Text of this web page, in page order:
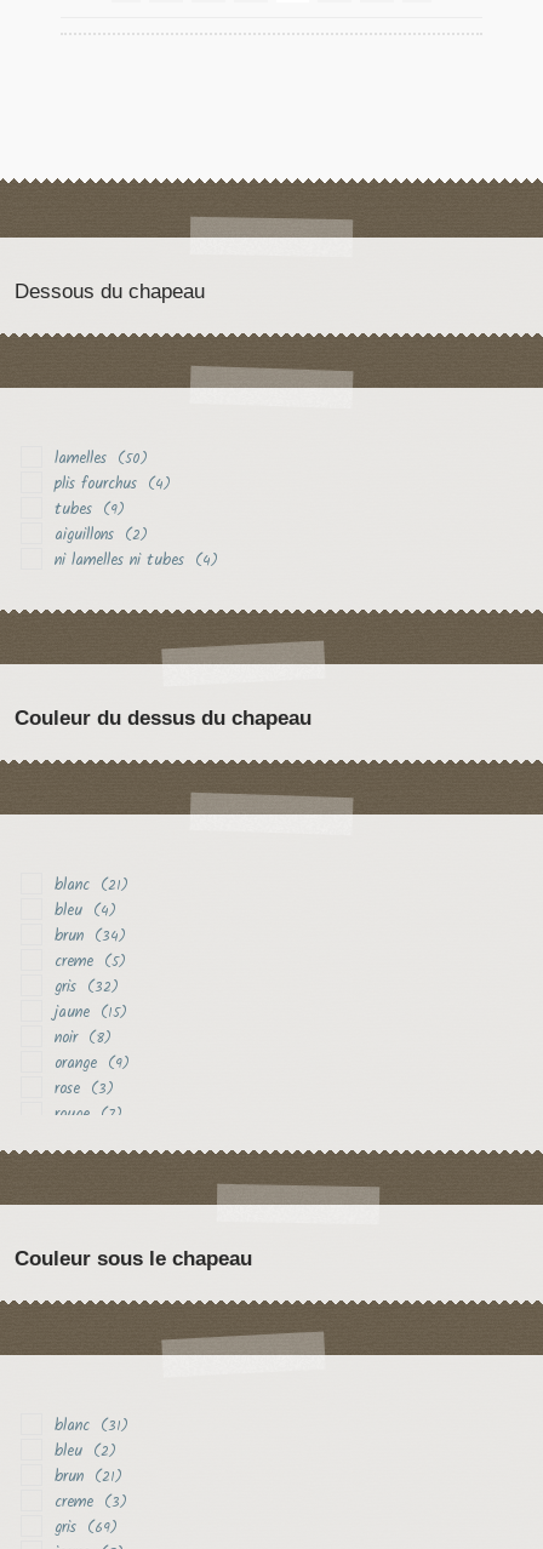
Dessous du chapeau
lamelles (50)
plis fourchus (4)
tubes (9)
aiguillons (2)
ni lamelles ni tubes (4)
Couleur du dessus du chapeau
blanc (21)
bleu (4)
brun (34)
creme (5)
gris (32)
jaune (15)
noir (8)
orange (9)
rose (3)
rouge (7)
Couleur sous le chapeau
blanc (31)
bleu (2)
brun (21)
creme (3)
gris (69)